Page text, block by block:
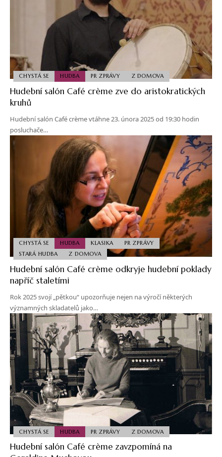
CHYSTÁ SE HUDBA PR ZPRÁVY Z DOMOVA
Hudební salón Café crème zve do aristokratických
kruhů
Hudební salón Café crème vtáhne 23. února 2025 od 19:30 hodin
posluchače…
CHYSTÁ SE HUDBA KLASIKA
PR ZPRÁVY
STARÁ HUDBA
Z DOMOVA
Hudební salón Café crème odkryje hudební poklady
napříč staletími
Rok 2025 svojí „pětkou“ upozorňuje nejen na výročí některých
významných skladatelů jako…
CHYSTÁ SE HUDBA PR ZPRÁVY Z DOMOVA
Hudební salón Café crème zavzpomíná na